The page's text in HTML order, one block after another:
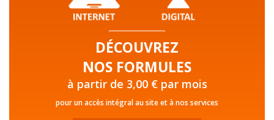
DÉCOUVREZ
NOS FORMULES
à partir de 3,00 € par mois
pour un accès intégral au site et à nos services